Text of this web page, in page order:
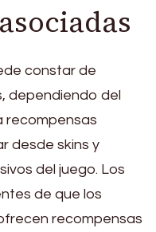
constar de
dependiendo del
recompensas
desde skins y
del juego. Los
de que los
recompensas